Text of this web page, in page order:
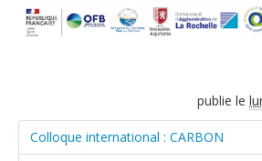
publie le
Colloque international : CARBON